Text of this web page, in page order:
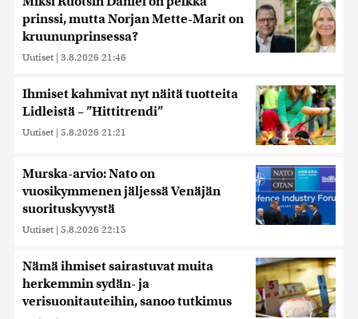
prinssi, mutta Norjan Mette-Marit on
kruununprinsessa?
Uutiset | 3.8.2026 21:46
Ihmiset kahmivat nyt näitä tuotteita
Lidleistä – ”Hittitrendi”
Uutiset | 5.8.2026 21:21
Murska-arvio: Nato on
vuosikymmenen jäljessä Venäjän
suorituskyvystä
Uutiset | 5.8.2026 22:15
Nämä ihmiset sairastuvat muita
herkemmin sydän- ja
verisuonitauteihin, sanoo tutkimus